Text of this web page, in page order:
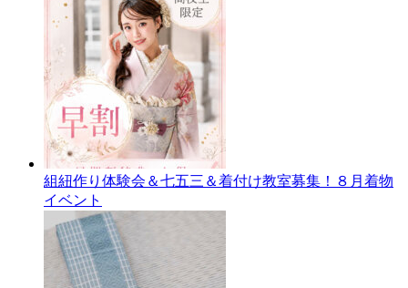
組紐作り体験会＆七五三＆着付け教室募集！８月着物
イベント